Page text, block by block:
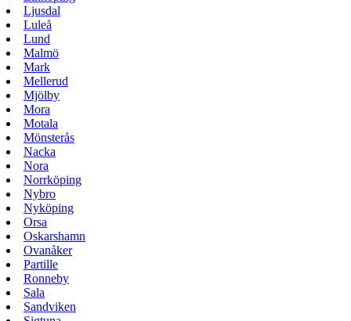
Ljusdal
Luleå
Lund
Malmö
Mark
Mellerud
Mjölby
Mora
Motala
Mönsterås
Nacka
Nora
Norrköping
Nybro
Nyköping
Orsa
Oskarshamn
Ovanåker
Partille
Ronneby
Sala
Sandviken